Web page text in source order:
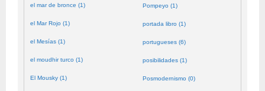
el mar de bronce (1)
el Mar Rojo (1)
el Mesías (1)
el moudhir turco (1)
El Mousky (1)
Pompeyo (1)
portada libro (1)
portugueses (6)
posibilidades (1)
Posmodernismo (0)